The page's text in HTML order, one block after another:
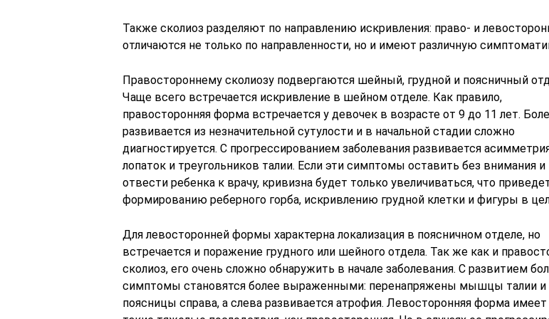
Также сколиоз разделяют по направлению искривления: право- и
отличаются не только по направленности, но и имеют различную
Правостороннему сколиозу подвергаются шейный, грудной и поясничный
Чаще всего встречается искривление в шейном отделе. Как правило,
правосторонняя форма встречается у девочек в возрасте от 9 до 11 лет.
развивается из незначительной сутулости и в начальной стадии сложно
диагностируется. С прогрессированием заболевания развивается
лопаток и треугольников талии. Если эти симптомы оставить без внимания и
отвести ребенка к врачу, кривизна будет только увеличиваться, что
формированию реберного горба, искривлению грудной клетки и фигуры в
Для левосторонней формы характерна локализация в поясничном отделе, но
встречается и поражение грудного или шейного отдела. Так же как и
сколиоз, его очень сложно обнаружить в начале заболевания. С развитием
симптомы становятся более выраженными: перенапряжены мышцы талии и
поясницы справа, а слева развивается атрофия. Левосторонняя форма имеет